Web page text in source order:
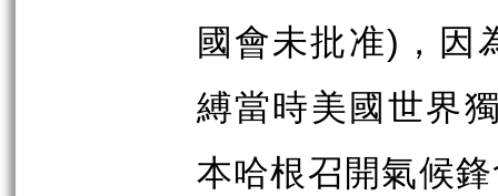
國會未批准) ，
縛當時美國世界
本哈根召開氣候